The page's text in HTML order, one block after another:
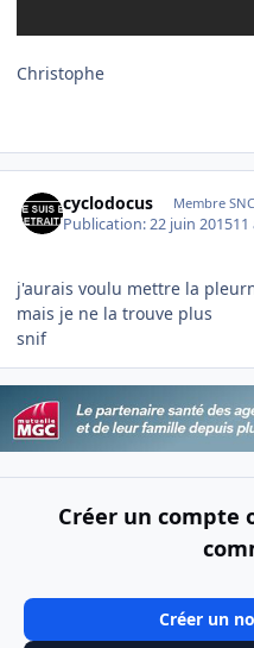
Christophe
cyclodocus Membre
Publication:22 juin 201511
j'aurais voulu mettre la
mais je ne la trouve plus
snif
Créer un compte
Créer un